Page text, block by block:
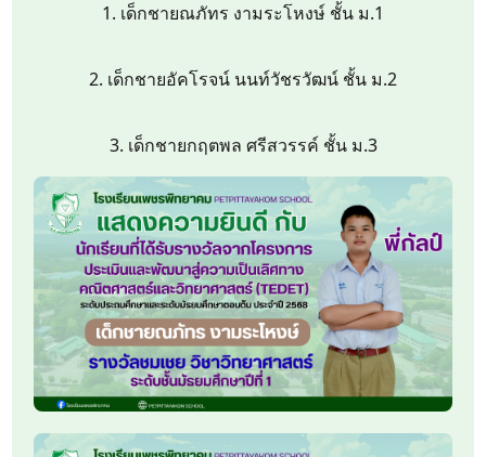
1. เด็กชายณภัทร งามระโหงษ์ ชั้น ม.1
2. เด็กชายอัคโรจน์ นนท์วัชรวัฒน์ ชั้น ม.2
3. เด็กชายกฤตพล ศรีสวรรค์ ชั้น ม.3